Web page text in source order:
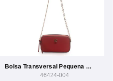
Bolsa Transversal Pequena Com Metal Logo Bicolor
46424-004